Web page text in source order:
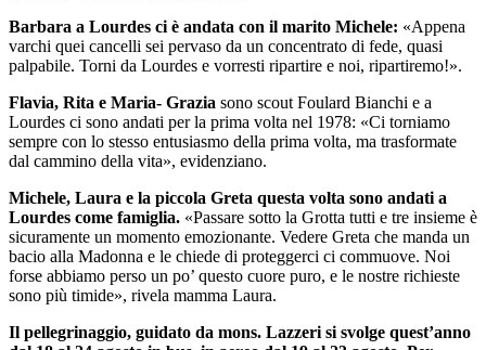
Barbara a Lourdes ci è andata con il marito Michele: «Appena
varchi quei cancelli sei pervaso da un concentrato di fede, quasi
palpabile. Torni da Lourdes e vorresti ripartire e noi, ripartiremo!».
Flavia, Rita e Maria- Grazia sono scout Foulard Bianchi e a
Lourdes ci sono andati per la prima volta nel 1978: «Ci torniamo
sempre con lo stesso entusiasmo della prima volta, ma trasformate
dal cammino della vita», evidenziano.
Michele, Laura e la piccola Greta questa volta sono andati a
Lourdes come famiglia. «Passare sotto la Grotta tutti e tre insieme è
sicuramente un momento emozionante. Vedere Greta che manda un
bacio alla Madonna e le chiede di proteggerci ci commuove. Noi
forse abbiamo perso un po’ questo cuore puro, e le nostre richieste
sono più timide», rivela mamma Laura.
Il pellegrinaggio, guidato da mons. Lazzeri si svolge quest’anno